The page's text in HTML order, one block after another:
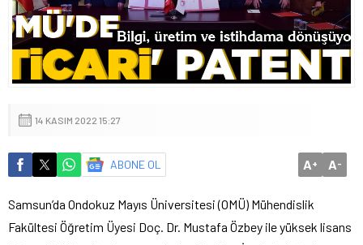
14 KASIM 2022 15:27
ABONE OL A+ A-
Samsun’da Ondokuz Mayıs Üniversitesi (OMÜ) Mühendislik
Fakültesi Öğretim Üyesi Doç. Dr. Mustafa Özbey ile yüksek lisans